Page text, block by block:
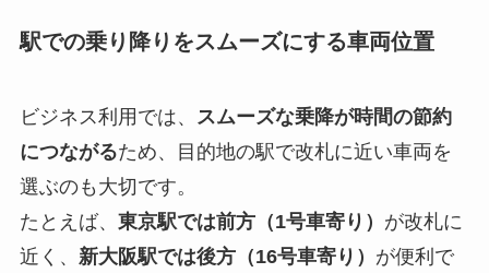
駅での乗り降りをスムーズにする車両位置
ビジネス利用では、 スムーズな乗降が時間の節約
につながるため、目的地の駅で改札に近い車両を
選ぶのも大切です。
たとえば、 東京駅では前方（1号車寄り） が改札に
近く、 新大阪駅では後方（16号車寄り） が便利で